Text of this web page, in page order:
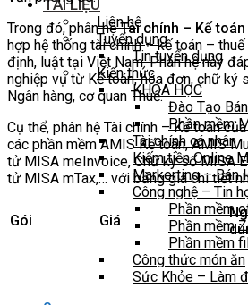
TÀI LIỆU
Liên hệ
Tuyển dụng
Tin tuyển dụng
Kiến thức
KHÓA HỌC
Đào Tạo
Phần mềm
Tài chính cá nhân
Kiếm tiền Online
Markerting – Bán
Công nghệ – Tin
Phần mềm
Phần mềm
Phần mềm
Công thức món ăn
Sức Khỏe – Làm
Trong đó, phân hệTài chính – Kế toán
hợp hệ thống tài chính – kế toán –
định, luật tại Việt Nam. Phân hệ này
nghiệp vụ từ Kế toán, hóa đơn, chữ ký
Ngân hàng, cơ quan Thuế.
Cụ thể, phân hệ Tài chính – Kế toán
các phần mềm AMIS Kế toán, AMIS
tử MISA meInvoice, Chữ ký số MISA
tử MISA mTax,… với bảng giá chi tiết
Gói Giá